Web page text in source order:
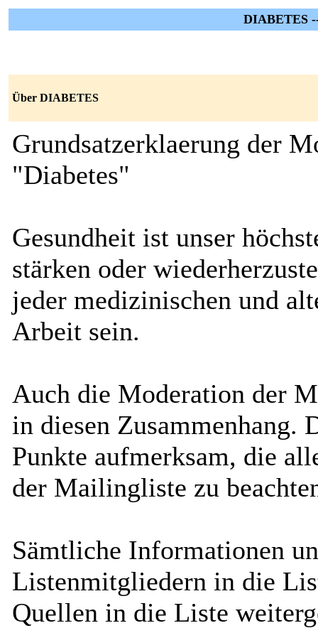
DIABETES
Über DIABETES
Grundsatzerklaerung der
"Diabetes"
Gesundheit ist unser
stärken oder
jeder medizinischen und
Arbeit sein.
Auch die Moderation der
in diesen Zusammenhang.
Punkte aufmerksam, die
der Mailingliste zu
Sämtliche Informationen
Listenmitgliedern in die
Quellen in die Liste